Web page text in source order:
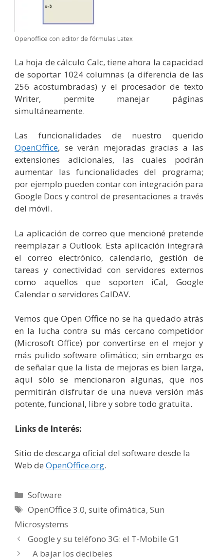
Openoffice con editor de fórmulas Latex
La hoja de cálculo Calc, tiene ahora la capacidad
de soportar 1024 columnas (a diferencia de las
256 acostumbradas) y el procesador de texto
Writer, permite manejar páginas
simultáneamente.
Las funcionalidades de nuestro querido
OpenOffice, se verán mejoradas gracias a las
extensiones adicionales, las cuales podrán
aumentar las funcionalidades del programa;
por ejemplo pueden contar con integración para
Google Docs y control de presentaciones a través
del móvil.
La aplicación de correo que mencioné pretende
reemplazar a Outlook. Esta aplicación integrará
el correo electrónico, calendario, gestión de
tareas y conectividad con servidores externos
como aquellos que soporten iCal, Google
Calendar o servidores CalDAV.
Vemos que Open Office no se ha quedado atrás
en la lucha contra su más cercano competidor
(Microsoft Office) por convertirse en el mejor y
más pulido software ofimático; sin embargo es
de señalar que la lista de mejoras es bien larga,
aquí sólo se mencionaron algunas, que nos
permitirán disfrutar de una nueva versión más
potente, funcional, libre y sobre todo gratuita.
Links de Interés:
Sitio de descarga oficial del software desde la
Web de OpenOffice.org.
Categorías
Software
Etiquetas
OpenOffice 3.0,suite ofimática,Sun
Microsystems
Google y su teléfono 3G: el T-Mobile G1
A bajar los decibeles